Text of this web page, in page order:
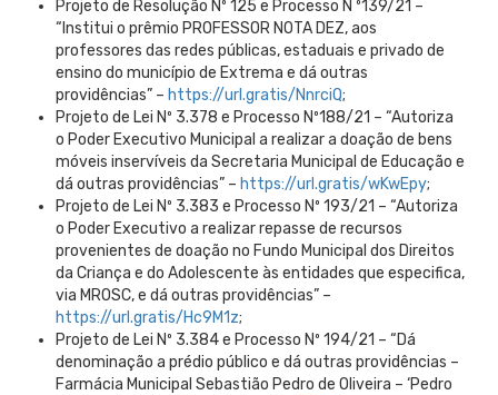
Projeto de Resolução Nº 125 e Processo N º139/21 –
“Institui o prêmio PROFESSOR NOTA DEZ, aos
professores das redes públicas, estaduais e privado de
ensino do município de Extrema e dá outras
providências” – https://url.gratis/NnrciQ;
Projeto de Lei Nº 3.378 e Processo Nº188/21 – “Autoriza
o Poder Executivo Municipal a realizar a doação de bens
móveis inservíveis da Secretaria Municipal de Educação e
dá outras providências” – https://url.gratis/wKwEpy;
Projeto de Lei Nº 3.383 e Processo Nº 193/21 – “Autoriza
o Poder Executivo a realizar repasse de recursos
provenientes de doação no Fundo Municipal dos Direitos
da Criança e do Adolescente às entidades que especifica,
via MROSC, e dá outras providências” –
https://url.gratis/Hc9M1z;
Projeto de Lei Nº 3.384 e Processo Nº 194/21 – “Dá
denominação a prédio público e dá outras providências –
Farmácia Municipal Sebastião Pedro de Oliveira – ‘Pedro